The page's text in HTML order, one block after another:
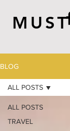
MUST
BLOG
ALL POSTS
TRAVEL
ALL POSTS